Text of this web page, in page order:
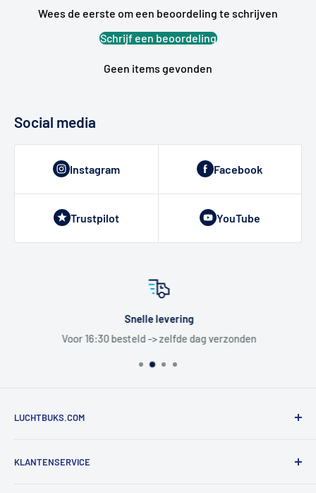
Wees de eerste om een beoordeling te schrijven
Schrijf een beoordeling
Geen items gevonden
Social media
Instagram Facebook
Trustpilot YouTube
Snelle levering
Voor 16:30 besteld -> zelfde dag verzonden
LUCHTBUKS.COM
Utrechtlaan 9
KLANTENSERVICE